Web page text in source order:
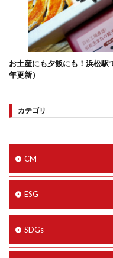
お土産にも夕飯にも！浜松
年更新）
カテゴリ
CM
ESG
SDGs